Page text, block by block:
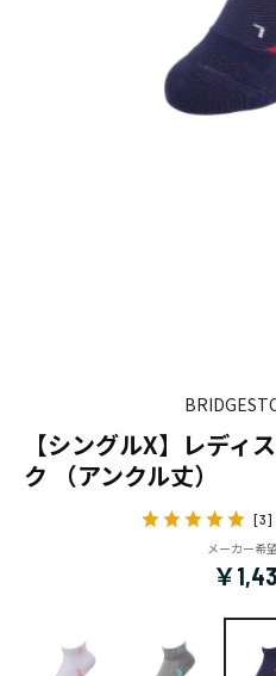
【シングルX】レディ
ク （アンクル丈）
[3]
メーカー希
￥